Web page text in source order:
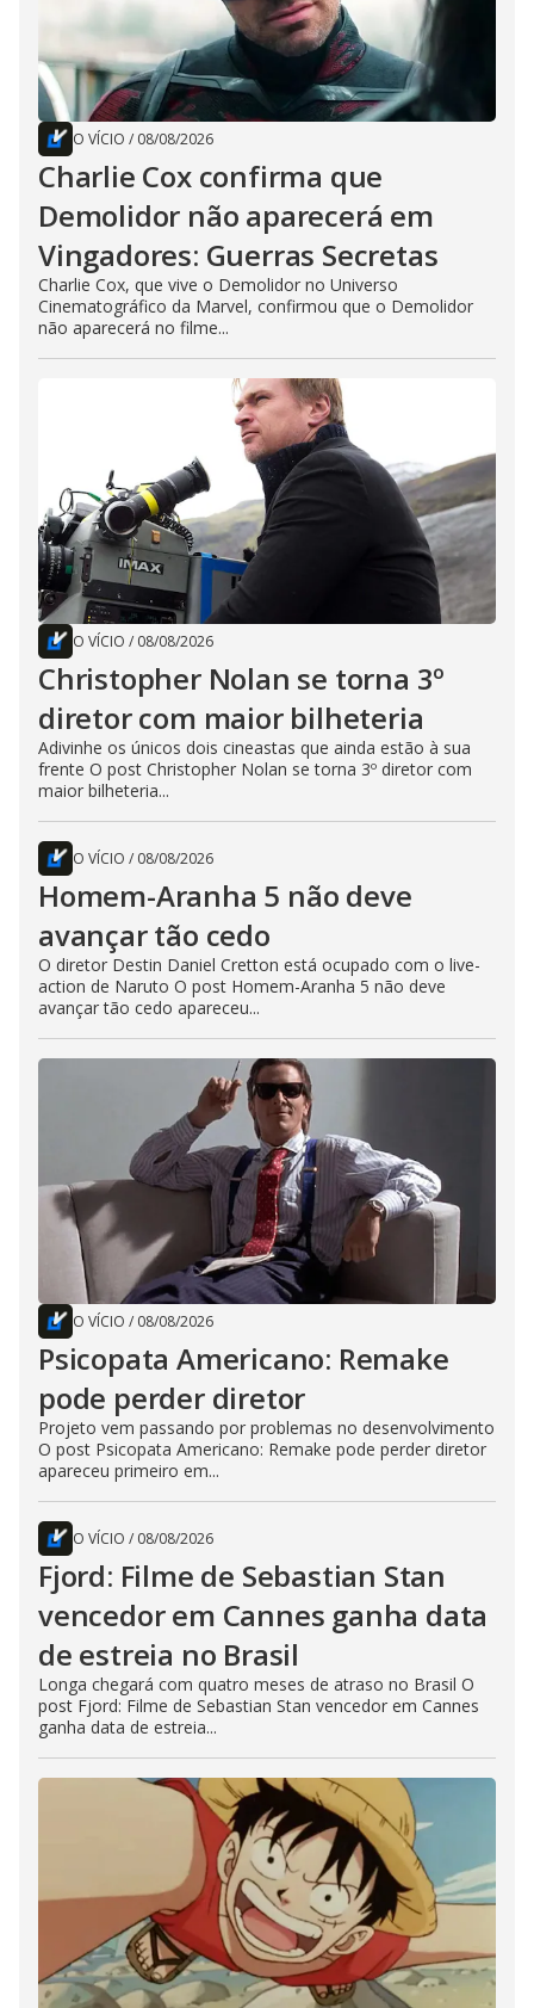
O VÍCIO / 08/08/2026
Charlie Cox confirma que
Demolidor não aparecerá em
Vingadores: Guerras Secretas
Charlie Cox, que vive o Demolidor no Universo
Cinematográfico da Marvel, confirmou que o Demolidor
não aparecerá no filme...
O VÍCIO / 08/08/2026
Christopher Nolan se torna 3º
diretor com maior bilheteria
Adivinhe os únicos dois cineastas que ainda estão à sua
frente O post Christopher Nolan se torna 3º diretor com
maior bilheteria...
O VÍCIO / 08/08/2026
Homem-Aranha 5 não deve
avançar tão cedo
O diretor Destin Daniel Cretton está ocupado com o live-
action de Naruto O post Homem-Aranha 5 não deve
avançar tão cedo apareceu...
O VÍCIO / 08/08/2026
Psicopata Americano: Remake
pode perder diretor
Projeto vem passando por problemas no desenvolvimento
O post Psicopata Americano: Remake pode perder diretor
apareceu primeiro em...
O VÍCIO / 08/08/2026
Fjord: Filme de Sebastian Stan
vencedor em Cannes ganha data
de estreia no Brasil
Longa chegará com quatro meses de atraso no Brasil O
post Fjord: Filme de Sebastian Stan vencedor em Cannes
ganha data de estreia...